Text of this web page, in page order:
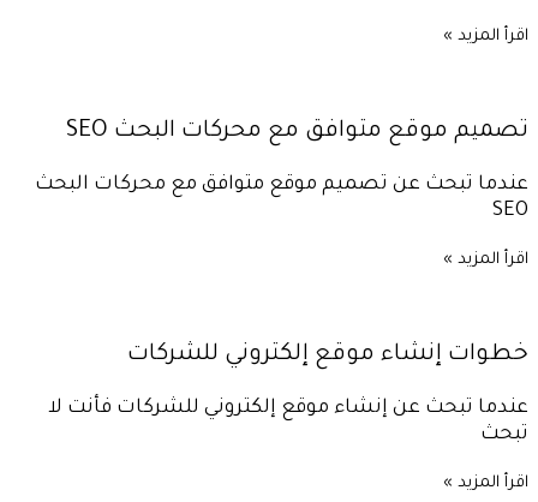
اقرأ المزيد »
تصميم موقع متوافق مع محركات البحث SEO
عندما تبحث عن تصميم موقع متوافق مع محركات البحث
SEO
اقرأ المزيد »
خطوات إنشاء موقع إلكتروني للشركات
عندما تبحث عن إنشاء موقع إلكتروني للشركات فأنت لا
تبحث
اقرأ المزيد »